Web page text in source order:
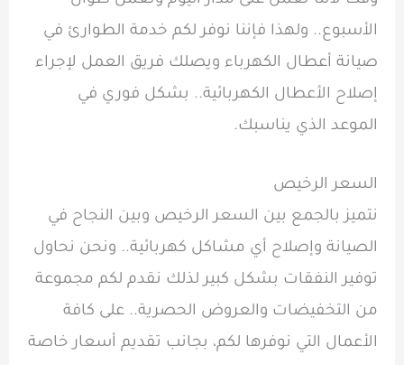
الأسبوع.. ولهذا فإننا نوفر لكم خدمة الطوارئ في
صيانة أعطال الكهرباء ويصلك فريق العمل لإجراء
إصلاح الأعطال الكهربائية.. بشكل فوري في
الموعد الذي يناسبك.
السعر الرخيص
نتميز بالجمع بين السعر الرخيص وبين النجاح في
الصيانة وإصلاح أي مشاكل كهربائية.. ونحن نحاول
توفير النفقات بشكل كبير لذلك نقدم لكم مجموعة
من التخفيضات والعروض الحصرية.. على كافة
الأعمال التي نوفرها لكم، بجانب تقديم أسعار خاصة